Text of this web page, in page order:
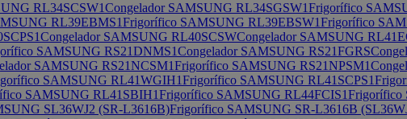
RL34SCSW1Congelador SAMSUNG RL34SGSW1Frigorífico
RL39EBMS1Frigorífico SAMSUNG RL39EBSW1Frigorífico
Congelador SAMSUNG RL40SCSWCongelador SAMSUNG
SAMSUNG RS21DNMS1Congelador SAMSUNG RS21FGRS
SAMSUNG RS21NCSM1Frigorífico SAMSUNG RS21NPSM1
SAMSUNG RL41WGIH1Frigorífico SAMSUNG RL41SCPS1
SAMSUNG RL41SBIH1Frigorífico SAMSUNG RL44FCIS1Frigorífico
SL36WJ2 (SR-L3616B)Frigorífico SAMSUNG SR-L3616B